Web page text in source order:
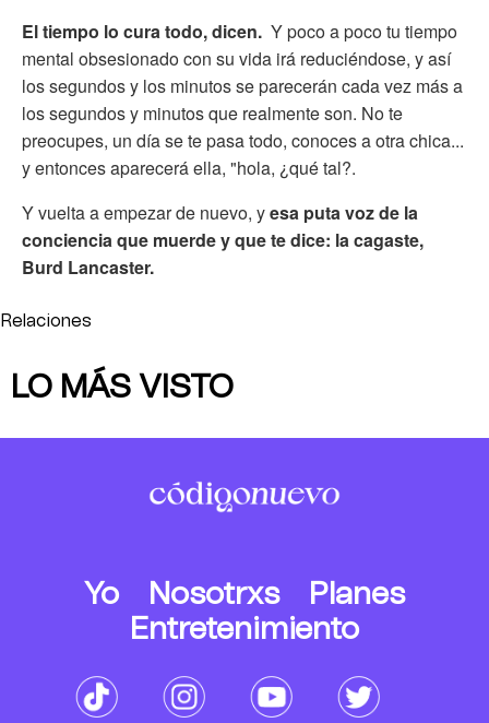
El tiempo lo cura todo, dicen. Y poco a poco tu tiempo
mental obsesionado con su vida irá reduciéndose, y así
los segundos y los minutos se parecerán cada vez más a
los segundos y minutos que realmente son. No te
preocupes, un día se te pasa todo, conoces a otra chica...
y entonces aparecerá ella, "hola, ¿qué tal?.
Y vuelta a empezar de nuevo, yesa puta voz de la
conciencia que muerde y que te dice: la cagaste,
Burd Lancaster.
Relaciones
LO MÁS VISTO
Yo Nosotrxs
Planes
Entretenimiento